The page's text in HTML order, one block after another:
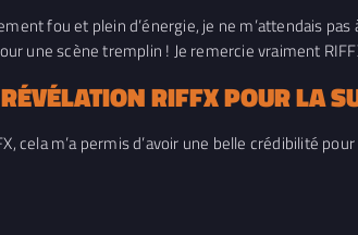
fou et plein d’énergie, je ne m’attendais
une scène tremplin ! Je remercie vraiment
RIFFX POUR LA
cela m’a permis d’avoir une belle crédibilité